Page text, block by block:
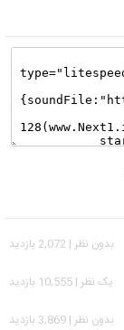
بدون نظر | 2,072 بازدید
يک نظر | 10,555 بازدید
بدون نظر | 3,869 بازدید